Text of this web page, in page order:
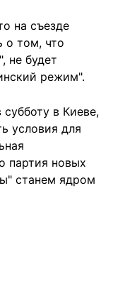
на съезде
о том, что
не будет
режим".
в Киеве,
условия для
партия новых
станем ядром